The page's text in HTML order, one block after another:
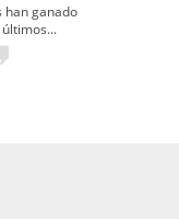
han ganado